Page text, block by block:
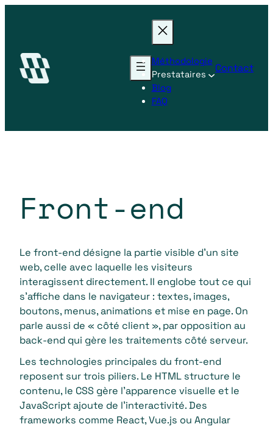
Méthodologie
Prestataires
Blog
FAQ
Contact
Front-end
Le front-end désigne la partie visible d’un site
web, celle avec laquelle les visiteurs
interagissent directement. Il englobe tout ce qui
s’affiche dans le navigateur : textes, images,
boutons, menus, animations et mise en page. On
parle aussi de « côté client », par opposition au
back-end qui gère les traitements côté serveur.
Les technologies principales du front-end
reposent sur trois piliers. Le HTML structure le
contenu, le CSS gère l’apparence visuelle et le
JavaScript ajoute de l’interactivité. Des
frameworks comme React, Vue.js ou Angular